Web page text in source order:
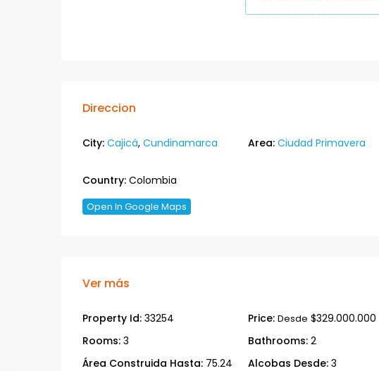
Direccion
City: Cajicá, Cundinamarca Area: Ciudad Primavera
Country: Colombia
Open In Google Maps
Ver más
Property Id: 33254 Price: Desde $329.000.000
Rooms: 3 Bathrooms:2
Área Construida Hasta: 75.24 Alcobas Desde:3